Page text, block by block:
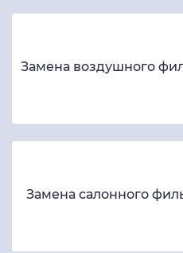
Замена воздушного
Замена салонного